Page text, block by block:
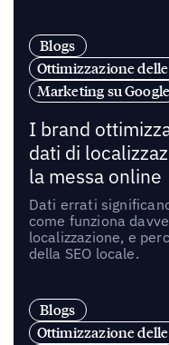
Blogs
Ottimizzazione
Marketing su Google
I brand
dati di
la messa online
Dati errati
come funziona
localizzazione, e
della SEO locale.
Blogs
Ottimizzazione